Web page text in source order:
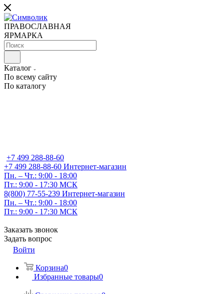
ПРАВОСЛАВНАЯ
ЯРМАРКА
Каталог
По всему сайту
По каталогу
+7 499 288-88-60
+7 499 288-88-60 Интернет-магазин
Пн. – Чт.: 9:00 - 18:00
Пт.: 9:00 - 17:30 МСК
8(800) 77-55-239 Интернет-магазин
Пн. – Чт.: 9:00 - 18:00
Пт.: 9:00 - 17:30 МСК
Заказать звонок
Задать вопрос
Войти
Корзина0
Избранные товары0